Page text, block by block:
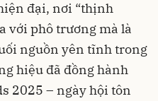
đại, nơi “thịnh
với phô trương mà là
nguồn yên tĩnh trong
hiệu đã đồng hành
2025 – ngày hội tôn